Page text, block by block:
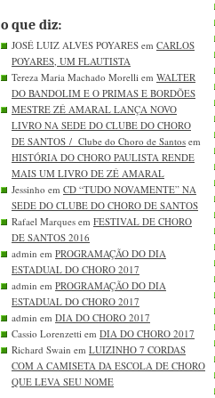
o que diz:
JOSÉ LUIZ ALVES POYARES em CARLOS
POYARES, UM FLAUTISTA
Tereza Maria Machado Morelli em WALTER
DO BANDOLIM E O PRIMAS E BORDÕES
MESTRE ZÉ AMARAL LANÇA NOVO
LIVRO NA SEDE DO CLUBE DO CHORO
DE SANTOS / Clube do Choro de Santos em
HISTÓRIA DO CHORO PAULISTA RENDE
MAIS UM LIVRO DE ZÉ AMARAL
Jessinho em CD “TUDO NOVAMENTE” NA
SEDE DO CLUBE DO CHORO DE SANTOS
Rafael Marques em FESTIVAL DE CHORO
DE SANTOS 2016
admin em PROGRAMAÇÃO DO DIA
ESTADUAL DO CHORO 2017
admin em PROGRAMAÇÃO DO DIA
ESTADUAL DO CHORO 2017
admin em DIA DO CHORO 2017
Cassio Lorenzetti em DIA DO CHORO 2017
Richard Swain em LUIZINHO 7 CORDAS
COM A CAMISETA DA ESCOLA DE CHORO
QUE LEVA SEU NOME